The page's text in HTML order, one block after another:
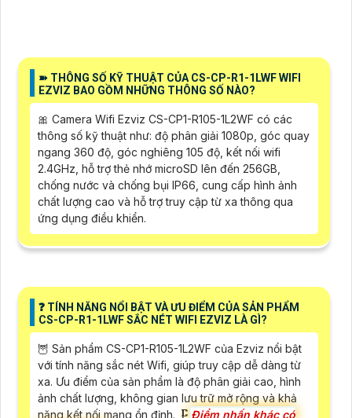
➽ THÔNG SỐ KỸ THUẬT CỦA CS-CP-R1-1LWF WIFI
EZVIZ BAO GỒM NHỮNG THÔNG SỐ NÀO?
🎀 Camera Wifi Ezviz CS-CP1-R105-1L2WF có các
thông số kỹ thuật như: độ phân giải 1080p, góc quay
ngang 360 độ, góc nghiêng 105 độ, kết nối wifi
2.4GHz, hỗ trợ thẻ nhớ microSD lên đến 256GB,
chống nước và chống bụi IP66, cung cấp hình ảnh
chất lượng cao và hỗ trợ truy cập từ xa thông qua
ứng dụng điều khiển.
❓ TÍNH NĂNG NỔI BẬT VÀ ƯU ĐIỂM CỦA SẢN PHẨM
CS-CP-R1-1LWF SẮC NÉT WIFI EZVIZ LÀ GÌ?
🦉 Sản phẩm CS-CP1-R105-1L2WF của Ezviz nổi bật
với tính năng sắc nét Wifi, giúp truy cập dễ dàng từ
xa. Ưu điểm của sản phẩm là độ phân giải cao, hình
ảnh chất lượng, không gian lưu trữ mở rộng và khả
năng kết nối mạng ổn định. 🗜️ Điểm nhấn khác có